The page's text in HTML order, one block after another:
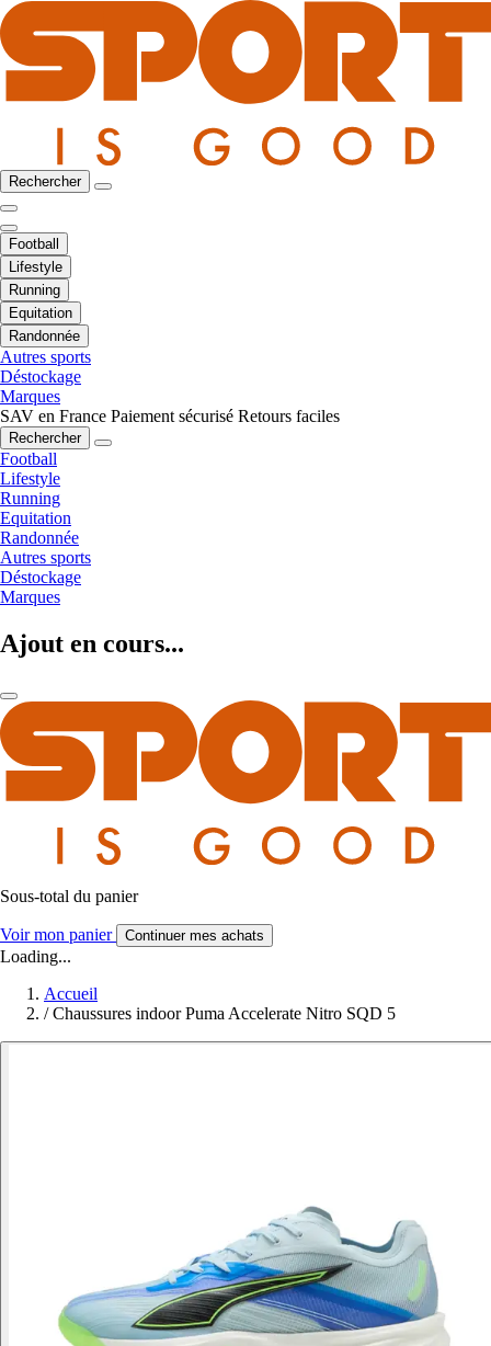
Rechercher
Football
Lifestyle
Running
Equitation
Randonnée
Autres sports
Déstockage
Marques
SAV en France Paiement sécurisé Retours faciles
Rechercher
Football
Lifestyle
Running
Equitation
Randonnée
Autres sports
Déstockage
Marques
Ajout en cours...
Sous-total du panier
Voir mon panier Continuer mes achats
Loading...
Accueil
/ Chaussures indoor Puma Accelerate Nitro SQD 5